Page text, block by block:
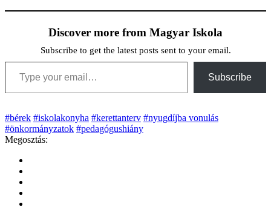
Discover more from Magyar Iskola
Subscribe to get the latest posts sent to your email.
Type your email…
Subscribe
#bérek #iskolakonyha #kerettanterv #nyugdíjba vonulás
#önkormányzatok #pedagógushiány
Megosztás: